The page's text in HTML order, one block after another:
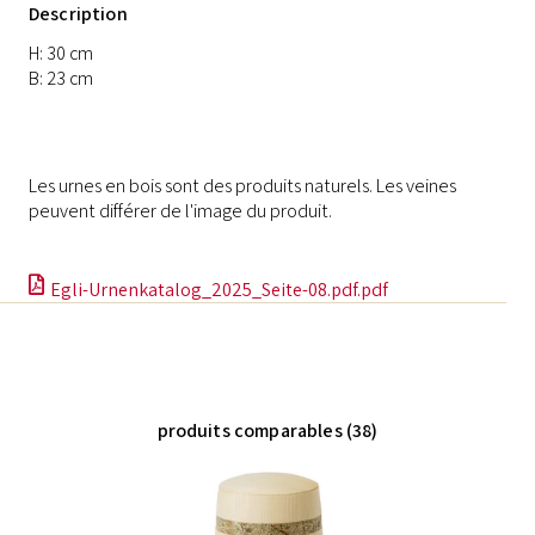
Description
H: 30 cm
B: 23 cm
Les urnes en bois sont des produits naturels. Les veines
peuvent différer de l'image du produit.
Egli-Urnenkatalog_2025_Seite-08.pdf.pdf
produits comparables (38)